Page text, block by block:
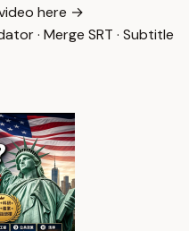
here →
· Merge SRT · Subtitle